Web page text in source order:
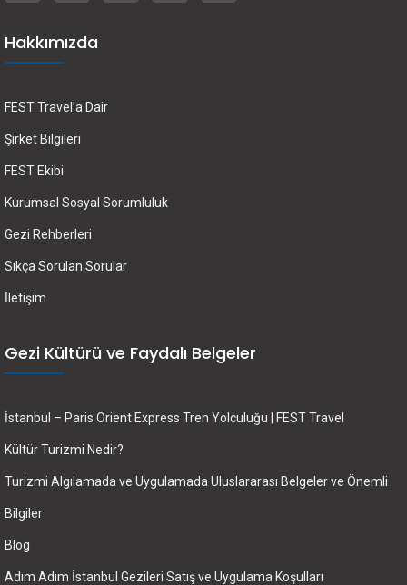
Hakkımızda
FEST Travel’a Dair
Şirket Bilgileri
FEST Ekibi
Kurumsal Sosyal Sorumluluk
Gezi Rehberleri
Sıkça Sorulan Sorular
İletişim
Gezi Kültürü ve Faydalı Belgeler
İstanbul – Paris Orient Express Tren Yolculuğu | FEST Travel
Kültür Turizmi Nedir?
Turizmi Algılamada ve Uygulamada Uluslararası Belgeler ve Önemli
Bilgiler
Blog
Adım Adım İstanbul Gezileri Satış ve Uygulama Koşulları